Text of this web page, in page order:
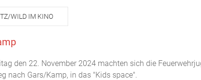
WILD IM KINO
den 22. November 2024 machten sich die
nach Gars/Kamp, in das "Kids space".